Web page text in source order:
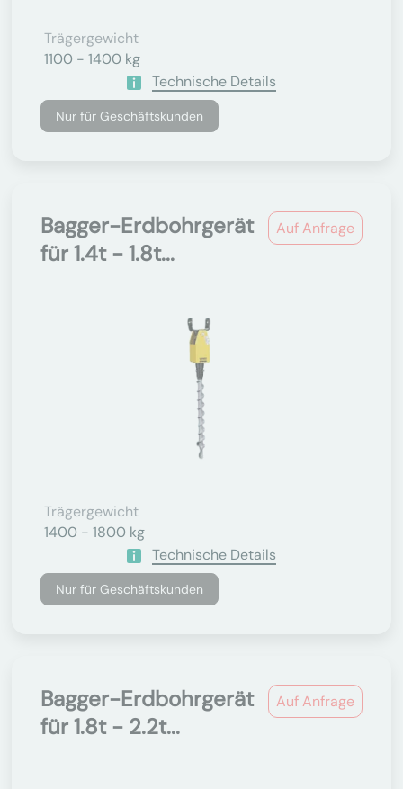
Trägergewicht
1100 - 1400 kg
Technische Details
Nur für Geschäftskunden
Auf Anfrage
Bagger-Erdbohrgerät
für 1.4t - 1.8t...
Trägergewicht
1400 - 1800 kg
Technische Details
Nur für Geschäftskunden
Auf Anfrage
Bagger-Erdbohrgerät
für 1.8t - 2.2t...